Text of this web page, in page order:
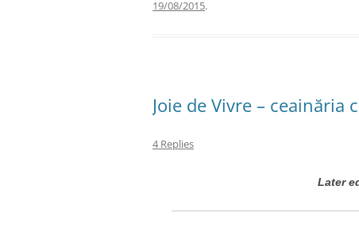
19/08/2015.
Joie de Vivre – ceainăria
4 Replies
Later